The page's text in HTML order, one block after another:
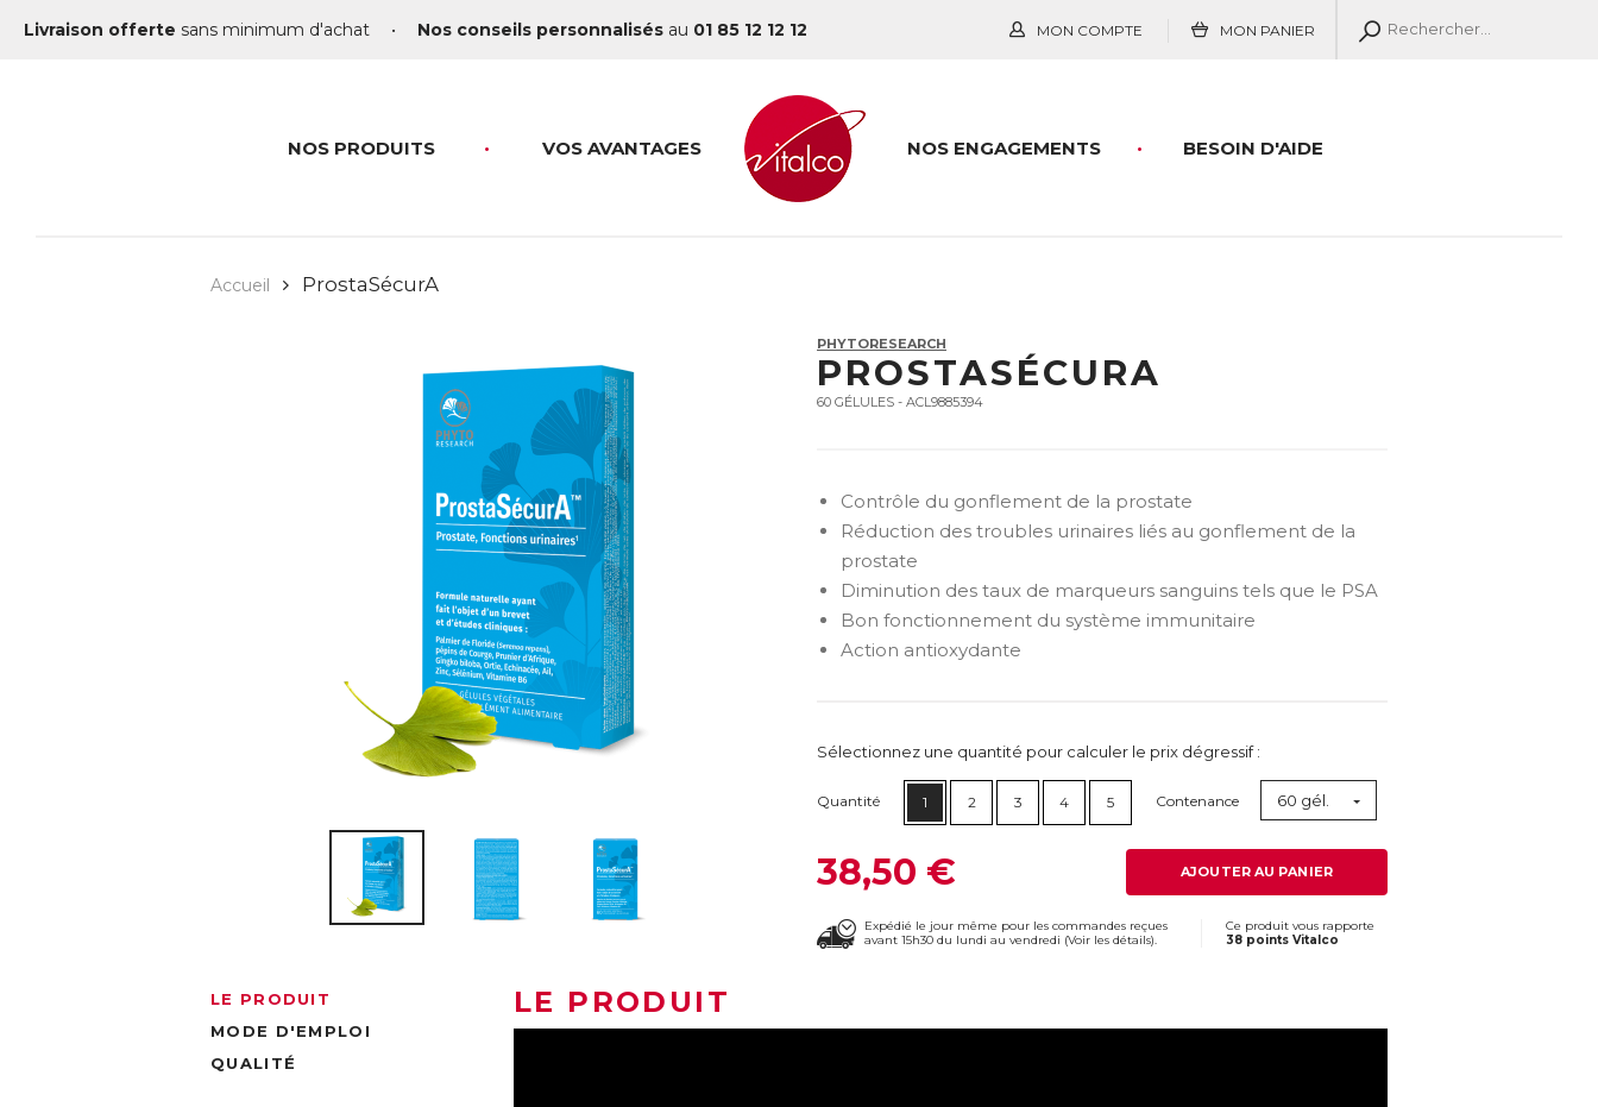
Livraison offerte sans minimum d'achat • Nos conseils personnalisés au 01 85 12 12 12 MON COMPTE MON PANIER
NOS PRODUITS VOS AVANTAGES BESOIN D'AIDE
NOS ENGAGEMENTS
Accueil ProstaSécurA
PHYTORESEARCH
PROSTASÉCURA
60 GÉLULES - ACL9885394
Contrôle du gonflement de la prostate
Réduction des troubles urinaires liés au gonflement de la
prostate
Diminution des taux de marqueurs sanguins tels que le PSA
Bon fonctionnement du système immunitaire
Action antioxydante
Sélectionnez une quantité pour calculer le prix dégressif :
Quantité 1 2 3 4 5 Contenance 60 gél.
38,50 € AJOUTER AU PANIER
Expédié le jour même pour les commandes reçues
avant 15h30 du lundi au vendredi (Voir les détails).
Ce produit vous rapporte
38 points Vitalco
LE PRODUIT
MODE D'EMPLOI
QUALITÉ
LE PRODUIT